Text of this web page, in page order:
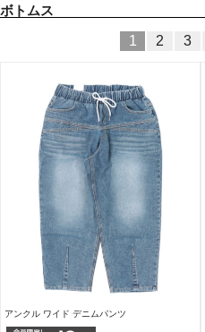
ボトムス
1 2 3
アンクル ワイド デニムパンツ